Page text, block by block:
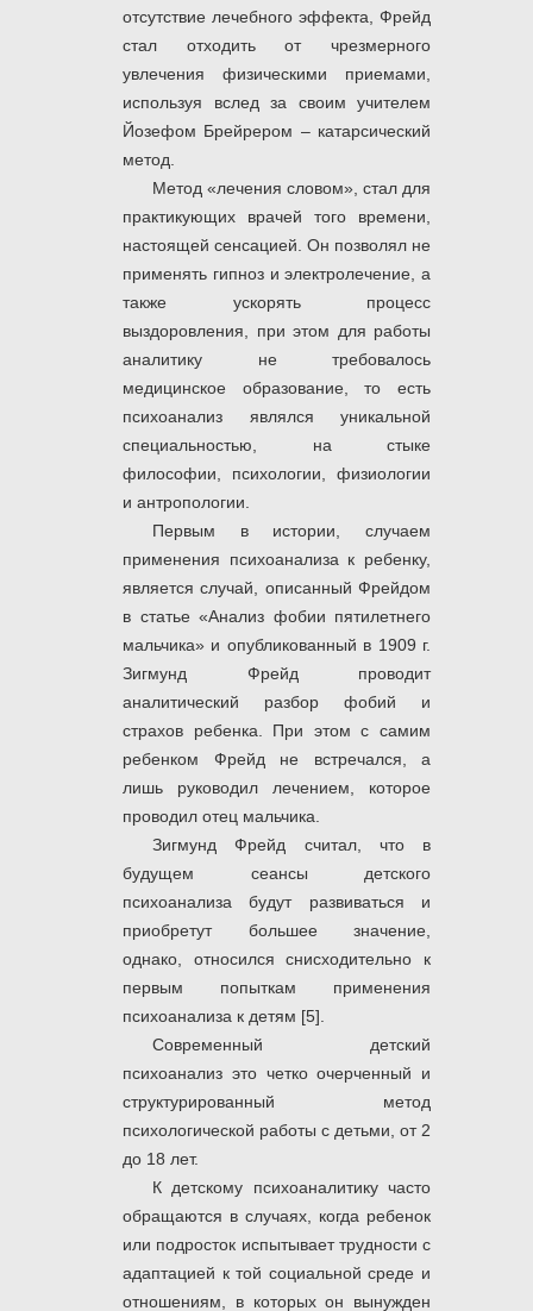
отсутствие лечебного эффекта, Фрейд
стал отходить от чрезмерного
увлечения физическими приемами,
используя вслед за своим учителем
Йозефом Брейрером – катарсический
метод.
Метод «лечения словом», стал для
практикующих врачей того времени,
настоящей сенсацией. Он позволял не
применять гипноз и электролечение, а
также ускорять процесс
выздоровления, при этом для работы
аналитику не требовалось
медицинское образование, то есть
психоанализ являлся уникальной
специальностью, на стыке
философии, психологии, физиологии
и антропологии.
Первым в истории, случаем
применения психоанализа к ребенку,
является случай, описанный Фрейдом
в статье «Анализ фобии пятилетнего
мальчика» и опубликованный в 1909 г.
Зигмунд Фрейд проводит
аналитический разбор фобий и
страхов ребенка. При этом с самим
ребенком Фрейд не встречался, а
лишь руководил лечением, которое
проводил отец мальчика.
Зигмунд Фрейд считал, что в
будущем сеансы детского
психоанализа будут развиваться и
приобретут большее значение,
однако, относился снисходительно к
первым попыткам применения
психоанализа к детям [5].
Современный детский
психоанализ это четко очерченный и
структурированный метод
психологической работы с детьми, от 2
до 18 лет.
К детскому психоаналитику часто
обращаются в случаях, когда ребенок
или подросток испытывает трудности с
адаптацией к той социальной среде и
отношениям, в которых он вынужден